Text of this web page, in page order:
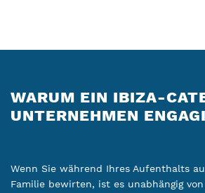
WARUM EIN IBIZA-
UNTERNEHMEN
Wenn Sie während Ihres Aufenthalts
Familie bewirten, ist es unabhängig